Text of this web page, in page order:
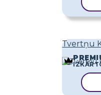
Tvertņu